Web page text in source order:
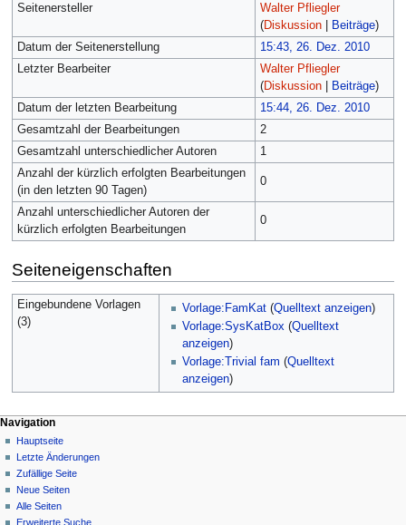
Seitenersteller
Walter Pfliegler
(Diskussion| Beiträge)
Datum der Seitenerstellung
15:43, 26. Dez. 2010
Letzter Bearbeiter
Walter Pfliegler
(Diskussion| Beiträge)
Datum der letzten Bearbeitung
15:44, 26. Dez. 2010
Gesamtzahl der Bearbeitungen
2
Gesamtzahl unterschiedlicher Autoren
1
Anzahl der kürzlich erfolgten Bearbeitungen
(in den letzten 90 Tagen)
0
Anzahl unterschiedlicher Autoren der
kürzlich erfolgten Bearbeitungen
0
Seiteneigenschaften
Eingebundene Vorlagen
(3)
Vorlage:FamKat (Quelltext anzeigen)
Vorlage:SysKatBox (Quelltext
anzeigen)
Vorlage:Trivial fam (Quelltext
anzeigen)
Navigation
Hauptseite
Letzte Änderungen
Zufällige Seite
Neue Seiten
Alle Seiten
Erweiterte Suche